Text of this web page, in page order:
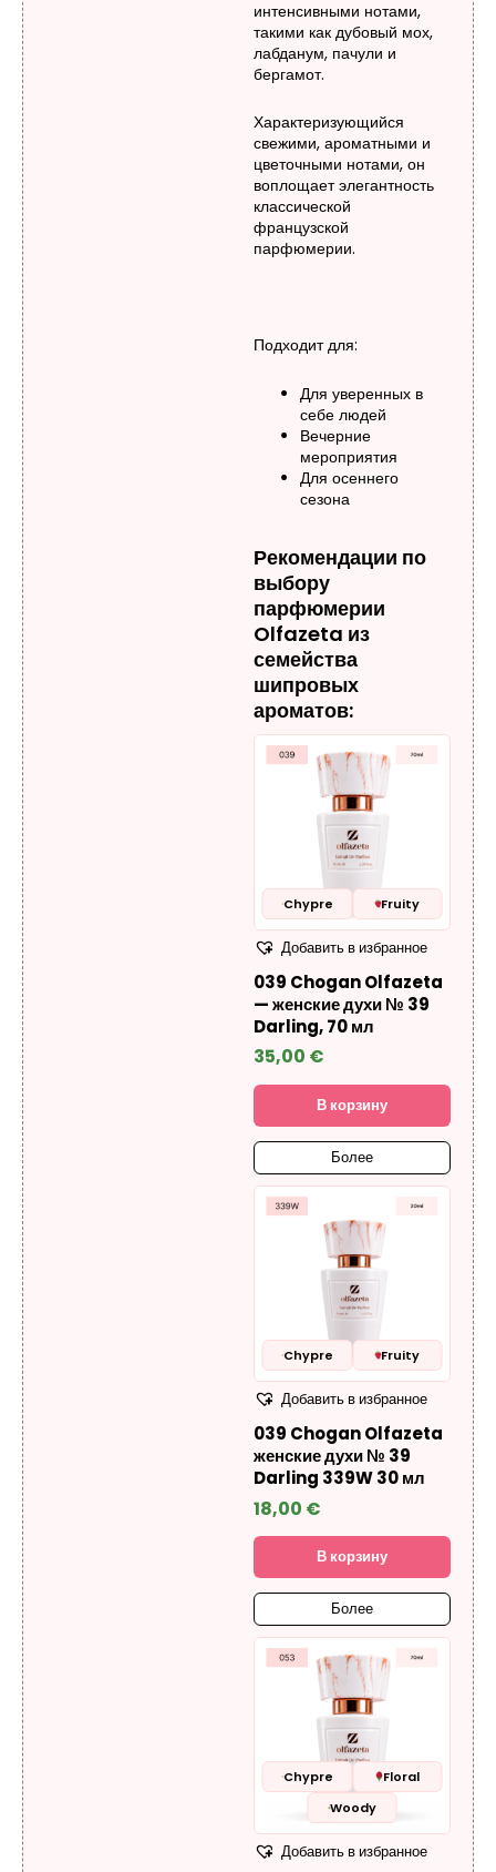
интенсивными нотами,
такими как дубовый мох,
лабданум, пачули и
бергамот.
Характеризующийся
свежими, ароматными и
цветочными нотами, он
воплощает элегантность
классической
французской
парфюмерии.
Подходит для:
Для уверенных в
себе людей
Вечерние
мероприятия
Для осеннего
сезона
Рекомендации по
выбору
парфюмерии
Olfazeta из
семейства
шипровых
ароматов:
Chypre Fruity
Добавить в избранное
039 Chogan Olfazeta
— женские духи № 39
Darling, 70 мл
35,00 €
В корзину
Более
Chypre Fruity
Добавить в избранное
039 Chogan Olfazeta
женские духи № 39
Darling 339W 30 мл
18,00 €
В корзину
Более
Chypre
Floral
Woody
Добавить в избранное